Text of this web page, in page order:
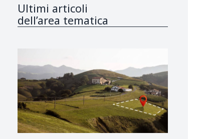
Ultimi articoli
dell’area tematica